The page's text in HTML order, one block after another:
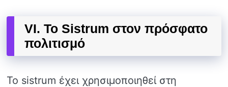
VI. Το Sistrum στον πρόσφατο
πολιτισμό
Το sistrum έχει χρησιμοποιηθεί στη